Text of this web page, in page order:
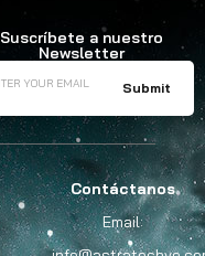
Suscríbete a nuestro
Newsletter
Contáctanos
Email: